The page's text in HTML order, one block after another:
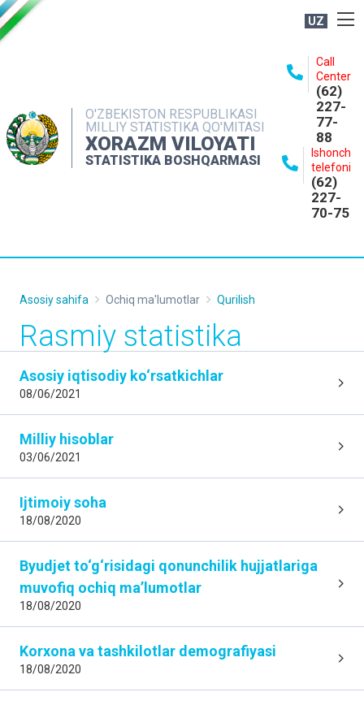
UZ
O'ZBEKISTON RESPUBLIKASI
MILLIY STATISTIKA QO'MITASI
XORAZM VILOYATI
STATISTIKA BOSHQARMASI
Call
Center
(62)
227-
77-
88
Ishonch
telefoni
(62)
227-
70-75
NASHRLAR
INTERAKTIV XIZMATLAR
MATBUOT XIZMATI
Asosiy sahifa Ochiq ma'lumotlar Qurilish
Rasmiy statistika
Asosiy iqtisodiy ko‘rsatkichlar
08/06/2021
Milliy hisoblar
03/06/2021
Ijtimoiy soha
18/08/2020
Byudjet to‘g‘risidagi qonunchilik hujjatlariga
muvofiq ochiq maʼlumotlar
18/08/2020
Korxona va tashkilotlar demografiyasi
18/08/2020